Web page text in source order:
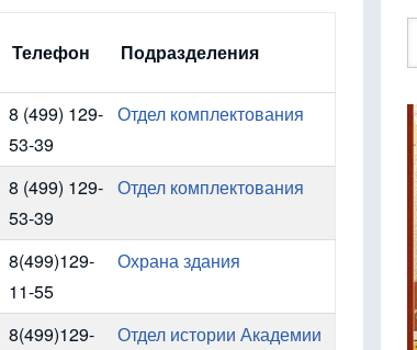
Телефон Подразделения
8 (499) 129-
53-39
Отдел комплектования
8 (499) 129-
53-39
Отдел комплектования
8(499)129-
11-55
Охрана здания
8(499)129-
Отдел истории Академии